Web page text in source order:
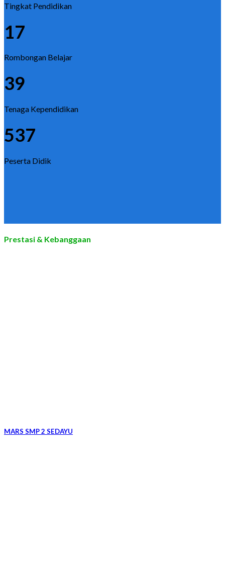
Tingkat Pendidikan
17
Rombongan Belajar
39
Tenaga Kependidikan
537
Peserta Didik
Prestasi & Kebanggaan
MARS SMP 2 SEDAYU